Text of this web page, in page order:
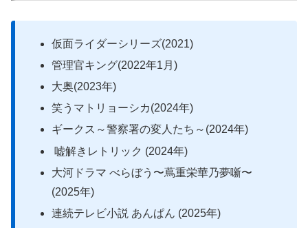
仮面ライダーシリーズ(2021)
管理官キング(2022年1月)
大奥(2023年)
笑うマトリョーシカ(2024年)
ギークス～警察署の変人たち～(2024年)
嘘解きレトリック (2024年)
大河ドラマ べらぼう〜蔦重栄華乃夢噺〜
(2025年)
連続テレビ小説 あんぱん (2025年)